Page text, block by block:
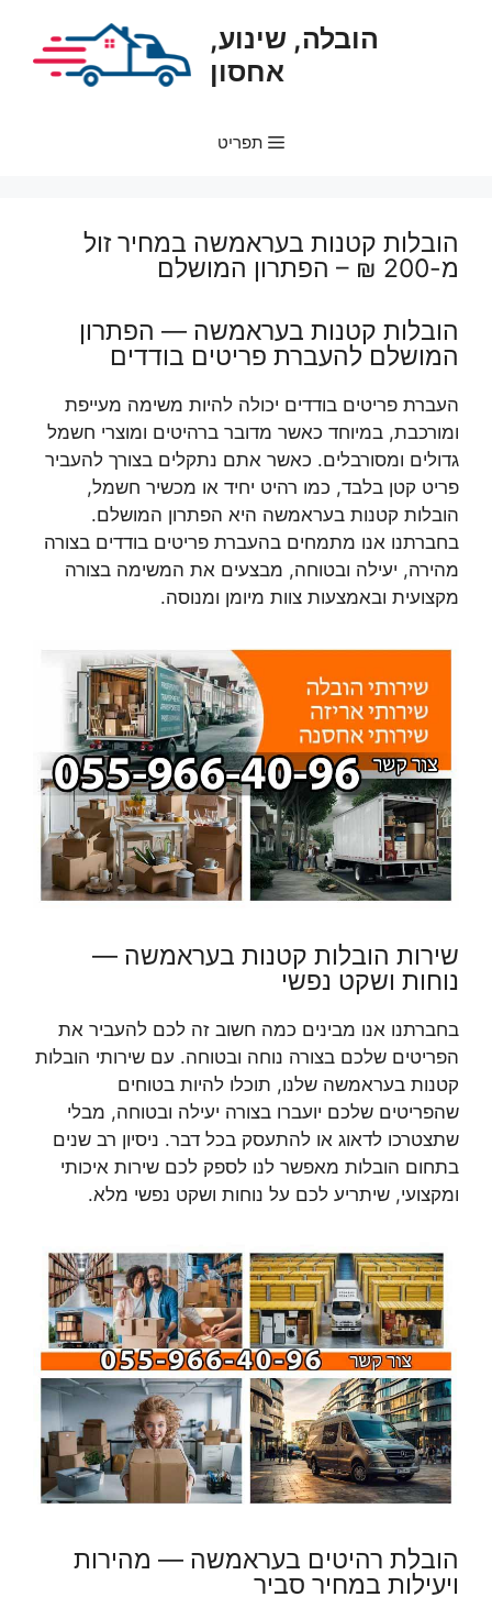
הובלה, שינוע,
אחסון
תפריט
הובלות קטנות בעראמשה במחיר זול
מ-200 ₪ – הפתרון המושלם
הובלות קטנות בעראמשה — הפתרון
המושלם להעברת פריטים בודדים
העברת פריטים בודדים יכולה להיות משימה מעייפת
ומורכבת, במיוחד כאשר מדובר ברהיטים ומוצרי חשמל
גדולים ומסורבלים. כאשר אתם נתקלים בצורך להעביר
פריט קטן בלבד, כמו רהיט יחיד או מכשיר חשמל,
הובלות קטנות בעראמשה היא הפתרון המושלם.
בחברתנו אנו מתמחים בהעברת פריטים בודדים בצורה
מהירה, יעילה ובטוחה, מבצעים את המשימה בצורה
מקצועית ובאמצעות צוות מיומן ומנוסה.
שירות הובלות קטנות בעראמשה —
נוחות ושקט נפשי
בחברתנו אנו מבינים כמה חשוב זה לכם להעביר את
הפריטים שלכם בצורה נוחה ובטוחה. עם שירותי הובלות
קטנות בעראמשה שלנו, תוכלו להיות בטוחים
שהפריטים שלכם יועברו בצורה יעילה ובטוחה, מבלי
שתצטרכו לדאוג או להתעסק בכל דבר. ניסיון רב שנים
בתחום הובלות מאפשר לנו לספק לכם שירות איכותי
ומקצועי, שיתריע לכם על נוחות ושקט נפשי מלא.
הובלת רהיטים בעראמשה — מהירות
ויעילות במחיר סביר